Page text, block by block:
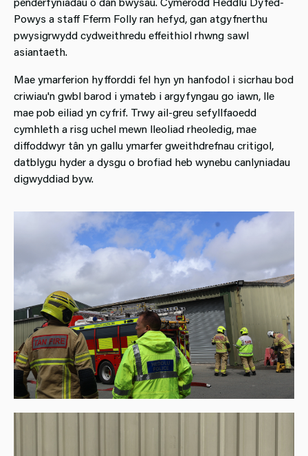
Powys a staff Fferm Folly ran hefyd, gan atgyfnerthu
pwysigrwydd cydweithredu effeithiol rhwng sawl
asiantaeth.
Mae ymarferion hyfforddi fel hyn yn hanfodol i sicrhau bod
criwiau'n gwbl barod i ymateb i argyfyngau go iawn, lle
mae pob eiliad yn cyfrif. Trwy ail-greu sefyllfaoedd
cymhleth a risg uchel mewn lleoliad rheoledig, mae
diffoddwyr tân yn gallu ymarfer gweithdrefnau critigol,
datblygu hyder a dysgu o brofiad heb wynebu canlyniadau
digwyddiad byw.